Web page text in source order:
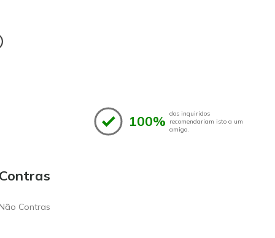
100% dos inquiridos
recomendariam isto a um
amigo.
Contras